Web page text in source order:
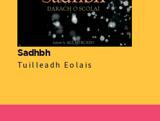
Sadhbh
Tuilleadh Eolais